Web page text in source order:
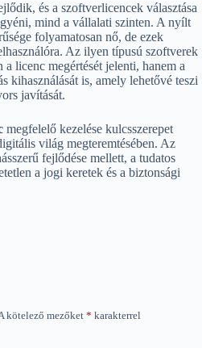
és a szoftverlicencek választása
mind a vállalati szinten. A nyílt
folyamatosan nő, de ezek
Az ilyen típusú szoftverek
a licenc megértését jelenti, hanem a
kihasználását is, amely lehetővé teszi
javítását.
megfelelő kezelése kulcsszerepet
világ megteremtésében. Az
fejlődése mellett, a tudatos
a jogi keretek és a biztonsági
kötelező mezőket * karakterrel